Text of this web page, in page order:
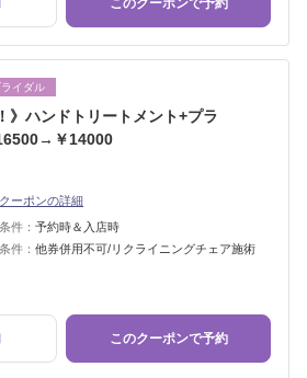
このクーポンで予約
ライダル
》ハンドトリートメント+プラ
￥14000
ーポンの詳細
件： 予約時＆入店時
件： 他券併用不可/リクライニングチェア施術
このクーポンで予約